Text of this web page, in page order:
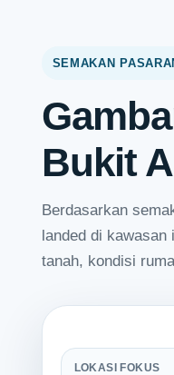
SEMAKAN
Bukit
Berdasarkan
landed di kawasan
tanah, kondisi
LOKASI FOKUS